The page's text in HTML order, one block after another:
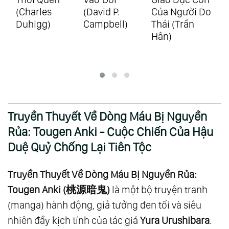
(David P.
Campbell)
Của Người Do
Thái (Trần
Của Luật Hấp
Dẫn (Jack
Canfield)
Truyền Thuyết Về Dòng Máu Bị Nguyền
Rủa: Tougen Anki - Cuộc Chiến Của Hậu
Duệ Quỷ Chống Lại Tiên Tộc
Truyền Thuyết Về Dòng Máu Bị Nguyền Rủa:
Tougen Anki (桃源暗鬼) là một bộ truyện tranh
(manga) hành động, giả tưởng đen tối và siêu
nhiên đầy kịch tính của tác giả Yura Urushibara.